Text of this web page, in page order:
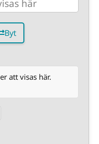
Byt
att visas här.